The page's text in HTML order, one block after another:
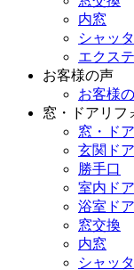
内窓
シャッ
エクス
お客様の声
お客様
窓・ドアリフ
窓・ド
玄関ドア
勝手口
室内ドア
浴室ドア
窓交換
内窓
シャッ